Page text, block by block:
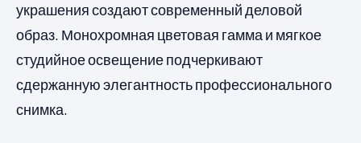
украшения создают современный деловой
образ. Монохромная цветовая гамма и мягкое
студийное освещение подчеркивают
сдержанную элегантность профессионального
снимка.